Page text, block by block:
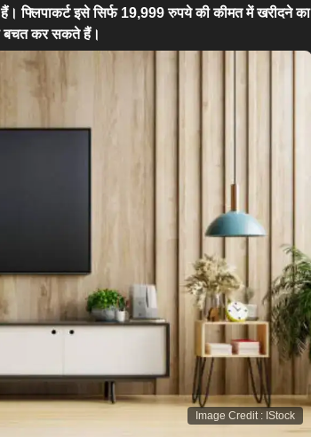
इसे सिर्फ 19,999 रुपये की कीमत में खरीदने का
बचत कर सकते हैं।
Image Credit: IStock